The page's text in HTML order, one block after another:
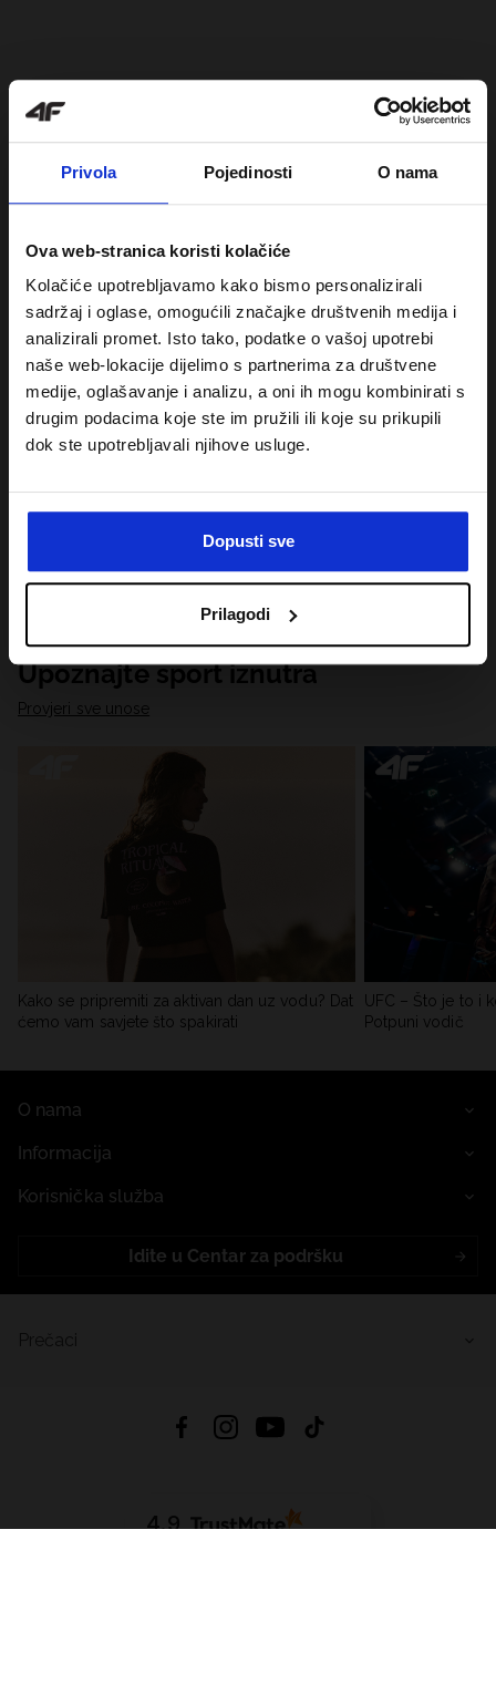
Privola Pojedinosti O nama
Ova web-stranica koristi kolačiće
Kolačiće upotrebljavamo kako bismo personalizirali
sadržaj i oglase, omogućili značajke društvenih medija i
analizirali promet. Isto tako, podatke o vašoj upotrebi
naše web-lokacije dijelimo s partnerima za društvene
medije, oglašavanje i analizu, a oni ih mogu kombinirati s
drugim podacima koje ste im pružili ili koje su prikupili
dok ste upotrebljavali njihove usluge.
Dopusti sve
Prilagodi
Upoznajte sport iznutra
Provjeri sve unose
Kako se pripremiti za aktivan dan uz vodu? Dat
ćemo vam savjete što spakirati
UFC – Što je to i
Potpuni vodič
O nama
Informacija
Korisnička služba
Idite u Centar za podršku
4.9